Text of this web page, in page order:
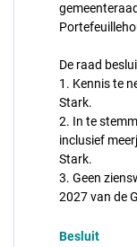
De raad
1. Kennis te
Stark.
2. In te
inclusief
Stark.
3. Geen
2027 van de
Besluit